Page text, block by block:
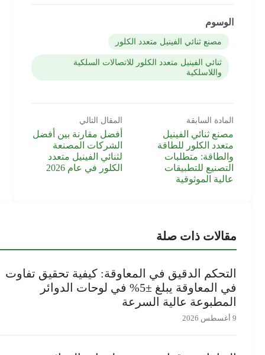
الوسوم
مصنع ثنائي الفينيل متعدد الكلور
ثنائي الفينيل متعدد الكلور للاتصالات السلكية
واللاسلكية
المادة السابقة
مصنع ثنائي الفينيل
متعدد الكلور للطاقة
والطاقة: متطلبات
التصنيع للتطبيقات
عالية الموثوقية
المقال التالي
أفضل مقارنة بين أفضل
الشركات المصنعة
لثنائي الفينيل متعدد
الكلور في عام 2026
مقالات ذات صلة
التحكم الدقيق في المعاوقة: كيفية تحقيق تفاوت
في المعاوقة يبلغ ±5% في لوحات الدوائر
المطبوعة عالية السرعة